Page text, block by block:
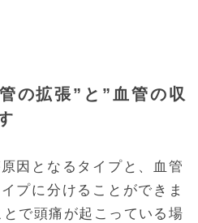
の拡張”と”血管の収
因となるタイプと、血管
プに分けることができま
で頭痛が起こっている場